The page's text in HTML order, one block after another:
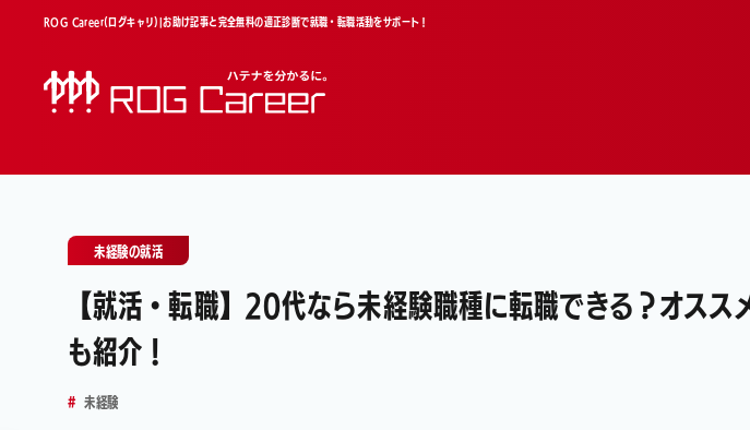
ROG Career(ログキャリ)|お助け記事と完全無料の適正診断で就職・転職活動をサポート！
未経験の就活
【就活・転職】20代なら未経験職種に転職できる？オスス
も紹介！
未経験